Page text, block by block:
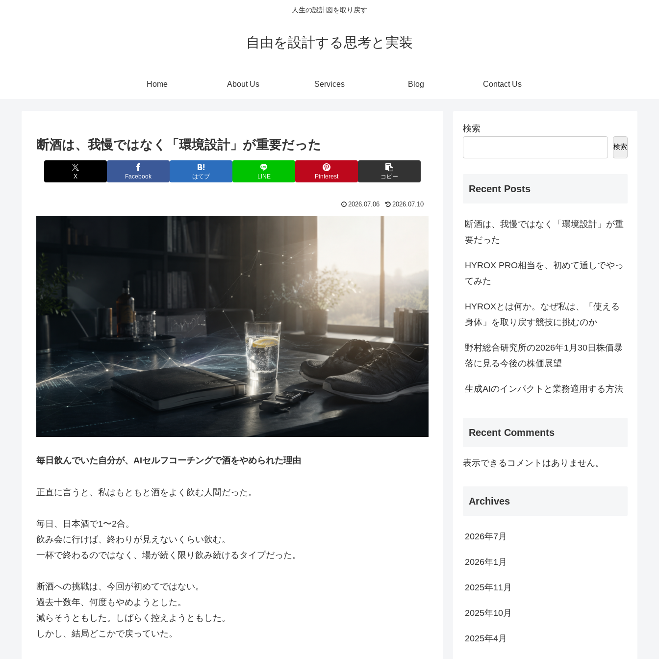
人生の設計図を取り戻す
自由を設計する思考と実装
Home About Us Services Blog Contact Us
断酒は、我慢ではなく「環境設計」が重要だった
X Facebook はてブ LINE Pinterest コピー
2026.07.06 2026.07.10
毎日飲んでいた自分が、AIセルフコーチングで酒をやめられた理由
正直に言うと、私はもともと酒をよく飲む人間だった。
毎日、日本酒で1〜2合。
飲み会に行けば、終わりが見えないくらい飲む。
一杯で終わるのではなく、場が続く限り飲み続けるタイプだった。
断酒への挑戦は、今回が初めてではない。
過去十数年、何度もやめようとした。
減らそうともした。しばらく控えようともした。
しかし、結局どこかで戻っていた。
検索
検索
Recent Posts
断酒は、我慢ではなく「環境設計」が重
要だった
HYROX PRO相当を、初めて通しでやっ
てみた
HYROXとは何か。なぜ私は、「使える
身体」を取り戻す競技に挑むのか
野村総合研究所の2026年1月30日株価暴
落に見る今後の株価展望
生成AIのインパクトと業務適用する方法
Recent Comments
表示できるコメントはありません。
Archives
2026年7月
2026年1月
2025年11月
2025年10月
2025年4月